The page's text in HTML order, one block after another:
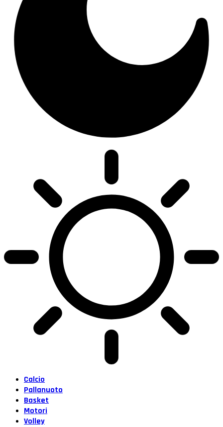
Calcio
Pallanuoto
Basket
Motori
Volley